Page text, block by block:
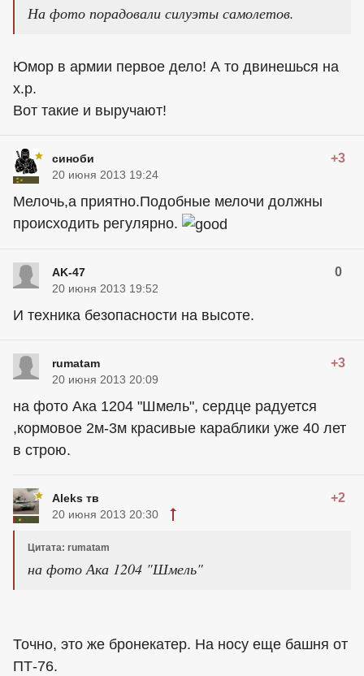
На фото порадовали силуэты самолетов.
Юмор в армии первое дело! А то двинешься на
х.р.
Вот такие и выручают!
синоби +3
20 июня 2013 19:24
Мелочь,а приятно.Подобные мелочи должны
происходить регулярно.
AK-47 0
20 июня 2013 19:52
И техника безопасности на высоте.
rumatam +3
20 июня 2013 20:09
на фото Ака 1204 "Шмель", сердце радуется
,кормовое 2м-3м красивые караблики уже 40 лет
в строю.
Aleks тв +2
20 июня 2013 20:30
Цитата: rumatam
на фото Ака 1204 "Шмель"
Точно, это же бронекатер. На носу еще башня от
ПТ-76.